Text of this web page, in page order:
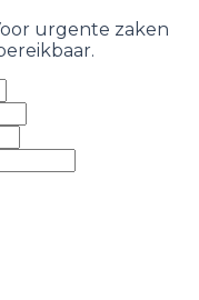
urgente zaken